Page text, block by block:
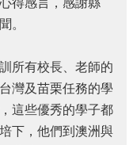
得感言，感謝縣
。
所有校長、老師的
灣及苗栗任務的學
這些優秀的學子都
下，他們到澳洲與